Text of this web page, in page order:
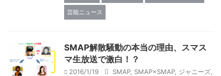
芸能ニュース
SMAP解散騒動の本当の理由、スマス
マ生放送で激白！？
2016/1/19 SMAP, SMAP×SMAP, ジャニーズ